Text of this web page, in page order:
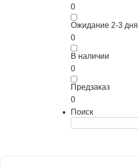
0
Ожидание 2-3 дня
0
В наличии
0
Предзаказ
0
Поиск